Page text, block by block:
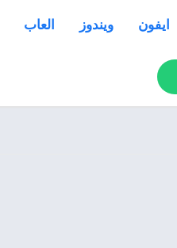
ايفون ويندوز العاب